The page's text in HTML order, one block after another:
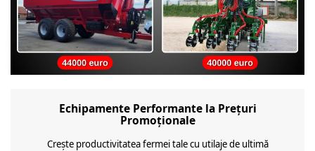
Echipamente Performante la Prețuri
Promoționale
Crește productivitatea fermei tale cu utilaje de ultimă